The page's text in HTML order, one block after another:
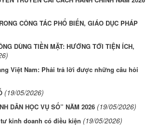
CÔNG TÁC PHỔ BIẾN, GIÁO DỤC PHÁP
DÙNG TIỀN MẶT: HƯỚNG TỚI TIỆN ÍCH,
Việt Nam: Phải trả lời được những câu hỏi
(19/05/2026)
DÂN HỌC VỤ SỐ” NĂM 2026 (19/05/2026)
kinh doanh có điều kiện (19/05/2026)